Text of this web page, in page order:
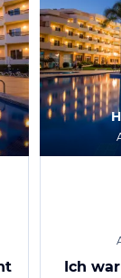
Ich